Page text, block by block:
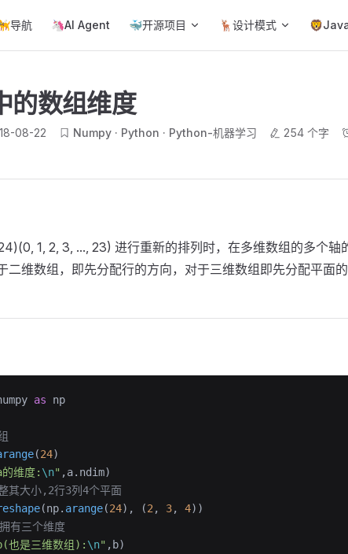
导航 🦄AI Agent 🐳开源项目 🦌设计模式
的数组维度
08-22 Numpy Python Python-机器学习 254 个字
1, 2, 3, ..., 23) 进行重新的排列时，在多维数组的多个轴
二维数组，即先分配行的方向，对于三维数组即先分配平面的
as np
(24)
维度: \n" ,a.ndim)
其大小,2行3列4个平面
(np. arange(24), (2 , 3, 4))
有三个维度
也是三维数组): \n" ,b)